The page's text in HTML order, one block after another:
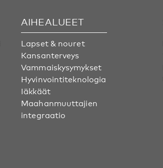
AIHEALUEET
Lapset & nouret
Kansanterveys
Vammaiskysymykset
Hyvinvointiteknologia
Iäkkäät
Maahanmuuttajien
integraatio